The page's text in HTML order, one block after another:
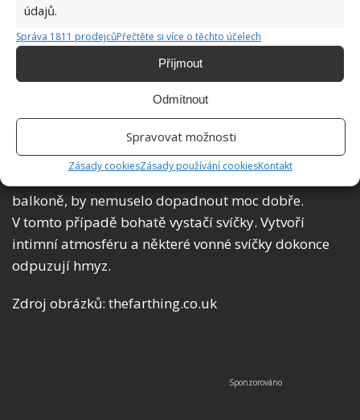
údajů.
Správa 1811 prodejcůPřečtěte si více o těchto účelech
Příjmout
Odmítnout
Spravovat možnosti
Zásady cookiesZásady používání cookiesKontakt
Posezení u ohýnku má prostě své kouzlo. Ať už
grilujete s přáteli nebo jste se rozhodli pro oheň
balkoně, by nemuselo dopadnout moc dobře.
V tomto případě bohatě vystačí svíčky. Vytvoří
intimní atmosféru a některé vonné svíčky dokonce
odpuzují hmyz.
Zdroj obrázků: thefarthing.co.uk